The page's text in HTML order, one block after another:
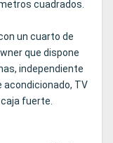
cuadrados.
un cuarto de
que dispone
independiente
acondicionado, TV
caja fuerte.